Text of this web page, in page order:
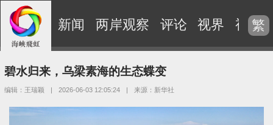
新闻 两岸观察 评论 视界 视频
繁
碧水归来，乌梁素海的生态蝶变
编辑：王瑞颖 | 2026-06-03 12:05:24 | 来源：新华社